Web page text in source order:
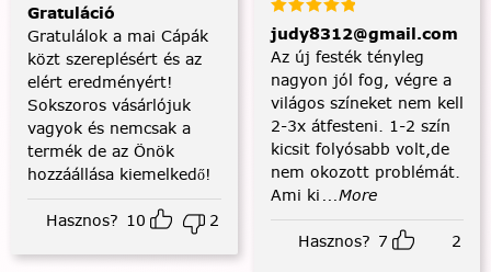
Gratuláció
Gratulálok a mai Cápák
közt szereplésért és az
elért eredményért!
Sokszoros vásárlójuk
vagyok és nemcsak a
termék de az Önök
hozzáállása kiemelkedő!
Hasznos? 10 2
judy8312@gmail.com
Az új festék tényleg
nagyon jól fog, végre a
világos színeket nem kell
2-3x átfesteni. 1-2 szín
kicsit folyósabb volt,de
nem okozott problémát.
Ami ki ...More
Hasznos? 7 2